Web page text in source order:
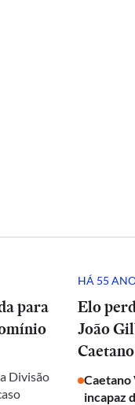
para
Divisão
HÁ 55
Elo
João
Caetano
incapaz